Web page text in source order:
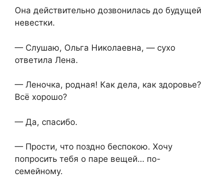
Она действительно дозвонилась до будущей
невестки.
— Слушаю, Ольга Николаевна, — сухо
ответила Лена.
— Леночка, родная! Как дела, как здоровье?
Всё хорошо?
— Да, спасибо.
— Прости, что поздно беспокою. Хочу
попросить тебя о паре вещей… по-
семейному.